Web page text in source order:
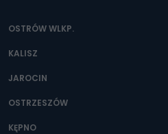
OSTRÓW WLKP.
KALISZ
JAROCIN
OSTRZESZÓW
KĘPNO